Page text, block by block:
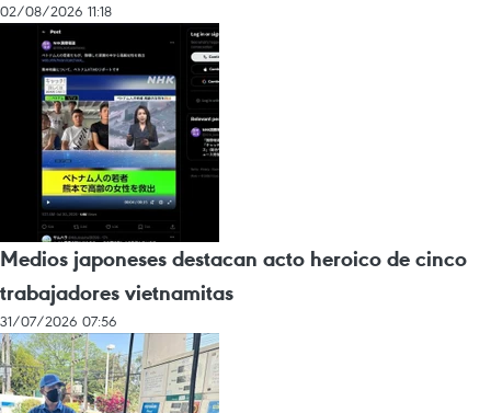
02/08/2026 11:18
Medios japoneses destacan acto heroico de cinco
trabajadores vietnamitas
31/07/2026 07:56